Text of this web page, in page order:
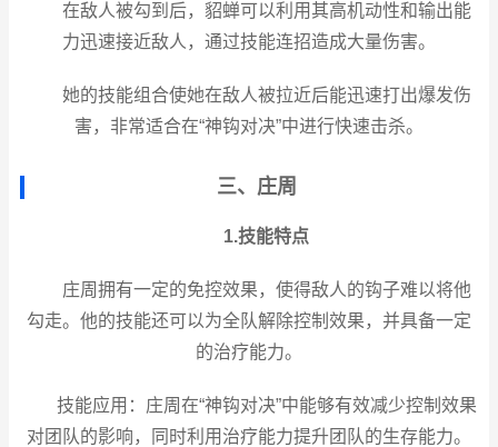
在敌人被勾到后，貂蝉可以利用其高机动性和输出能
力迅速接近敌人，通过技能连招造成大量伤害。
她的技能组合使她在敌人被拉近后能迅速打出爆发伤
害，非常适合在“神钩对决”中进行快速击杀。
三、庄周
1.技能特点
庄周拥有一定的免控效果，使得敌人的钩子难以将他
勾走。他的技能还可以为全队解除控制效果，并具备一定
的治疗能力。
技能应用：庄周在“神钩对决”中能够有效减少控制效果
对团队的影响，同时利用治疗能力提升团队的生存能力。